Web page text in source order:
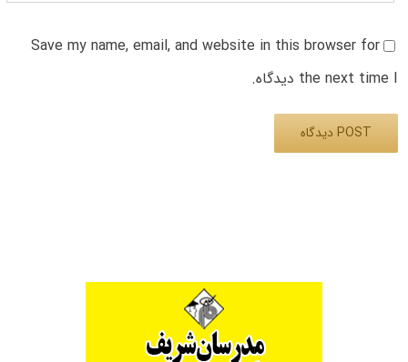
Save my name, email, and website in this browser for
the next time I دیدگاه.